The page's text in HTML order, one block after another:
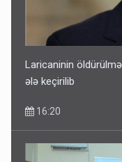
Laricaninin
ələ keçirilib
16:20